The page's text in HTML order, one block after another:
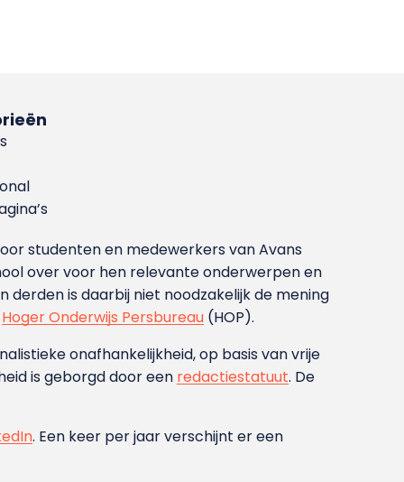
studenten en medewerkers van Avans
over voor hen relevante onderwerpen en
is daarbij niet noodzakelijk de mening
Hoger Onderwijs Persbureau (HOP).
onafhankelijkheid, op basis van vrije
is geborgd door een redactiestatuut. De
. Een keer per jaar verschijnt er een